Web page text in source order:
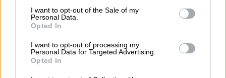
I want to opt-out of the Sale of my
Personal Data.
Opted In
I want to opt-out of processing my
Personal Data for Targeted Advertising.
Opted In
policy